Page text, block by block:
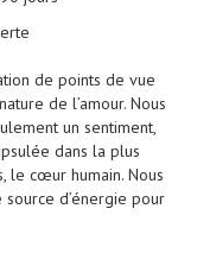
de points de vue
de l’amour. Nous
un sentiment,
dans la plus
le cœur humain. Nous
d’énergie pour